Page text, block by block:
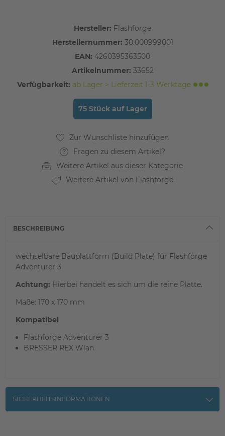
Hersteller: Flashforge
Herstellernummer: 30.000999001
EAN: 4260395363500
Artikelnummer: 33652
Verfügbarkeit: ab Lager > Lieferzeit 1-3 Werktage
75 Stück auf Lager
Fragen zu diesem Artikel?
Weitere Artikel aus dieser Kategorie
Weitere Artikel von Flashforge
BESCHREIBUNG
wechselbare Bauplattform (Build Plate) für Flashforge
Adventurer 3
Achtung: Hierbei handelt es sich um die reine Platte.
Maße: 170 x 170 mm
Kompatibel
Flashforge Adventurer 3
BRESSER REX Wlan
SICHERHEITSINFORMATIONEN